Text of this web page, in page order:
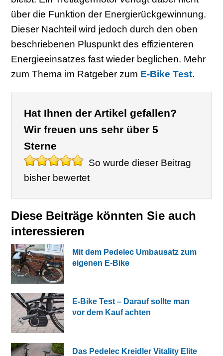
über die Funktion der Energierückgewinnung.
Dieser Nachteil wird jedoch durch den oben
beschriebenen Pluspunkt des effizienteren
Energieeinsatzes fast wieder beglichen. Mehr
zum Thema im Ratgeber zum E-Bike Test.
Hat Ihnen der Artikel gefallen?
Wir freuen uns sehr über 5
Sterne
So wurde dieser Beitrag
bisher bewertet
Diese Beiträge könnten Sie auch
interessieren
Mit dem Pedelec Umbausatz zum
eigenen E-Bike
E-Bike Test – Darauf sollte man
vor dem Kauf achten
Das Pedelec Kreidler Vitality Elite